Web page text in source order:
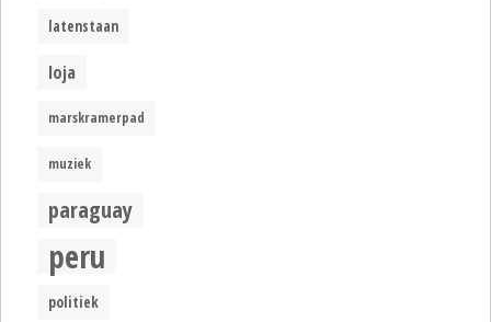
latenstaan
loja
marskramerpad
muziek
paraguay
peru
politiek